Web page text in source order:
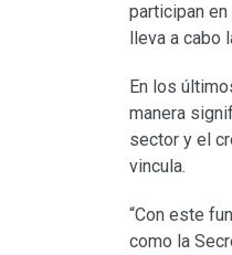
participan
lleva a
En los
manera
sector y el
vincula.
“Con este
como la